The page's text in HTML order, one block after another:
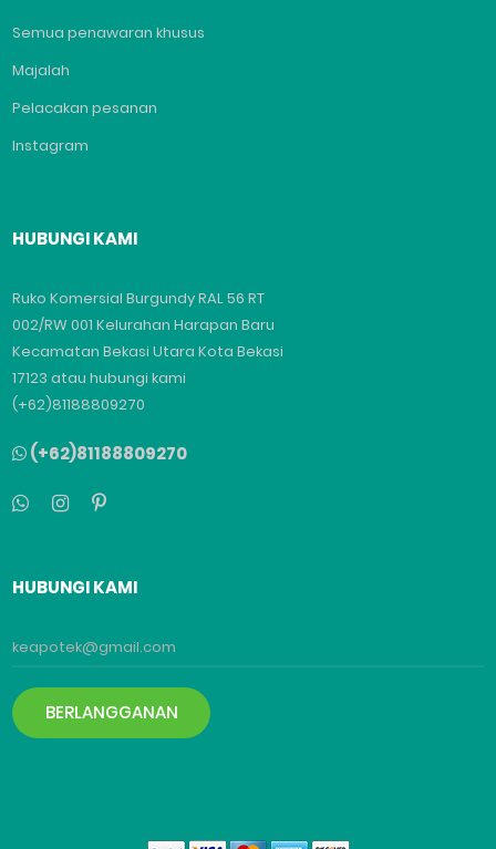
Semua penawaran khusus
Majalah
Pelacakan pesanan
Instagram
HUBUNGI KAMI
Ruko Komersial Burgundy RAL 56 RT
002/RW 001 Kelurahan Harapan Baru
Kecamatan Bekasi Utara Kota Bekasi
17123 atau hubungi kami
(+62)81188809270
(+62)81188809270
HUBUNGI KAMI
BERLANGGANAN